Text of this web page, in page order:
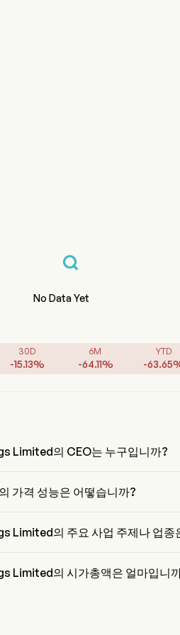
No Data Yet
30D
-15.13%
6M
-64.11%
YTD
-63.65
Limited의 CEO는 누구입니까?
가격 성능은 어떻습니까?
Limited의 주요 사업 주제나 업종
Limited의 시가총액은 얼마입니